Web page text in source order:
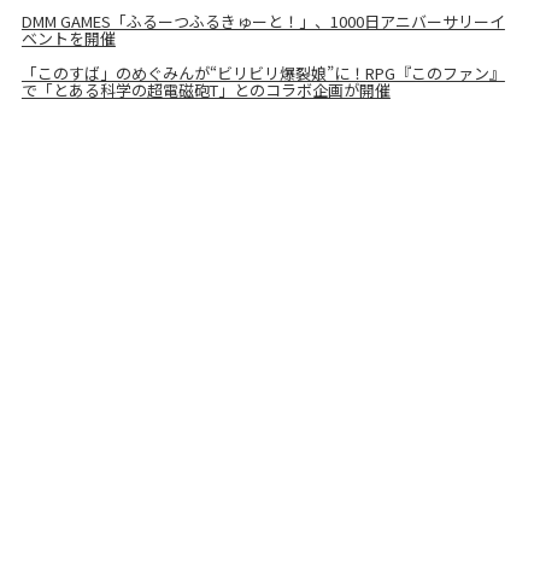
DMM GAMES「ふるーつふるきゅーと！」、1000日アニバーサリーイ
ベントを開催
「このすば」のめぐみんが“ビリビリ爆裂娘”に！RPG『このファン』
で「とある科学の超電磁砲T」とのコラボ企画が開催